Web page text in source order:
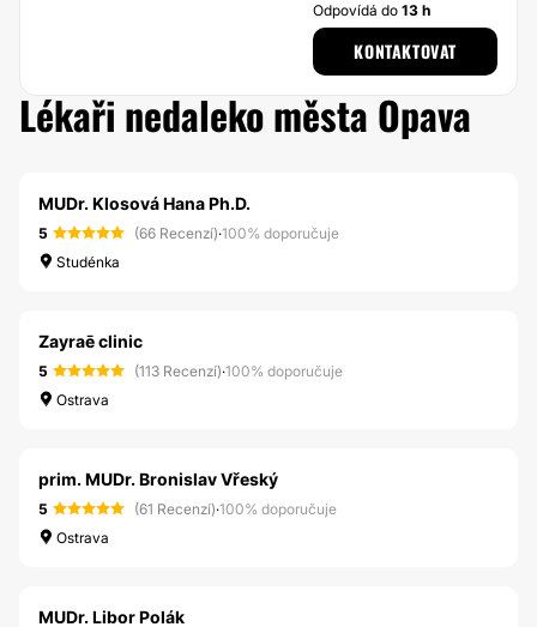
Odpovídá do13 h
KONTAKTOVAT
Lékaři nedaleko města Opava
MUDr. Klosová Hana Ph.D.
5 (66 Recenzí)·100% doporučuje
Studénka
Zayraē clinic
5 (113 Recenzí)·100% doporučuje
Ostrava
prim. MUDr. Bronislav Vřeský
5 (61 Recenzí)·100% doporučuje
Ostrava
MUDr. Libor Polák